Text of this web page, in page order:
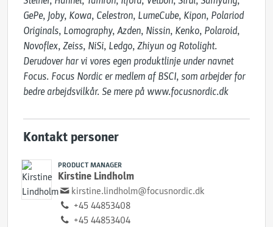
GePe, Joby, Kowa, Celestron, LumeCube, Kipon, Polariod
Originals, Lomography, Azden, Nissin, Kenko, Polaroid,
Novoflex, Zeiss, NiSi, Ledgo, Zhiyun og Rotolight.
Derudover har vi vores egen produktlinje under navnet
Focus. Focus Nordic er medlem af BSCI, som arbejder for
bedre arbejdsvilkår. Se mere på www.focusnordic.dk
Kontakt personer
PRODUCT MANAGER
Kirstine Lindholm
kirstine.lindholm@focusnordic.dk
+45 44853408
+45 44853404